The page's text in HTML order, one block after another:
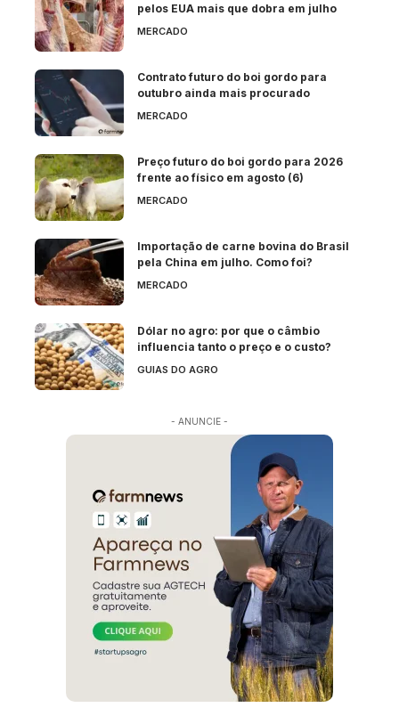
pelos EUA mais que dobra em julho
MERCADO
Contrato futuro do boi gordo para
outubro ainda mais procurado
MERCADO
Preço futuro do boi gordo para 2026
frente ao físico em agosto (6)
MERCADO
Importação de carne bovina do Brasil
pela China em julho. Como foi?
MERCADO
Dólar no agro: por que o câmbio
influencia tanto o preço e o custo?
GUIAS DO AGRO
- ANUNCIE -